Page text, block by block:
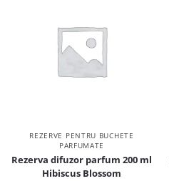
REZERVE PENTRU BUCHETE
PARFUMATE
Rezerva difuzor parfum 200 ml
Hibiscus Blossom